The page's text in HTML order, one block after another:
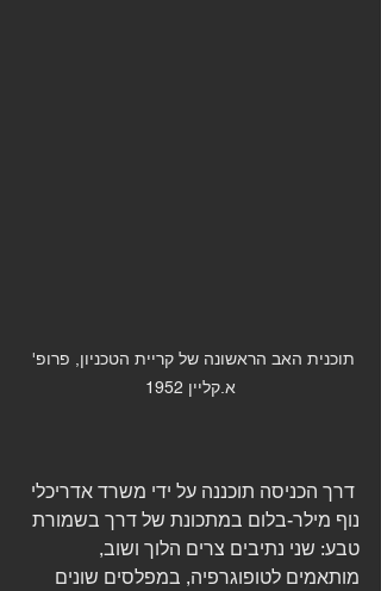
תוכנית האב הראשונה של קריית הטכניון, פרופ'
א.קליין 1952
דרך הכניסה תוכננה על ידי משרד אדריכלי
נוף מילר-בלום במתכונת של דרך בשמורת
טבע: שני נתיבים צרים הלוך ושוב,
מותאמים לטופוגרפיה, במפלסים שונים